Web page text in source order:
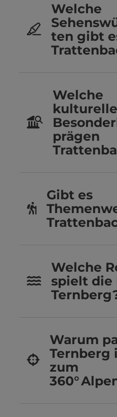
Welche
ten gibt
Welche
prägen
Gibt es
Welche
spielt die
Warum
Ternberg
zum
360°